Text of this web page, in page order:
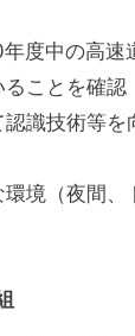
度中の高速
ことを確認
識技術等
境（夜間、